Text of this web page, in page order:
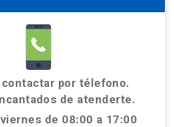
por télefono.
de atenderte.
de 08:00 a 17:00